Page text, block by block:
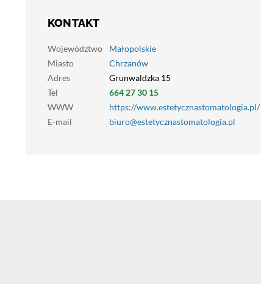
KONTAKT
Województwo
Małopolskie
Miasto
Chrzanów
Adres
Grunwaldzka 15
Tel
664 27 30 15
WWW
https://www.estetycznastomatologia.pl/
E-mail
biuro@estetycznastomatologia.pl